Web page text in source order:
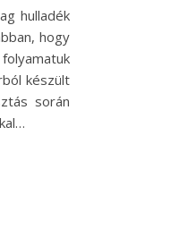
hulladék
hogy
készült
során